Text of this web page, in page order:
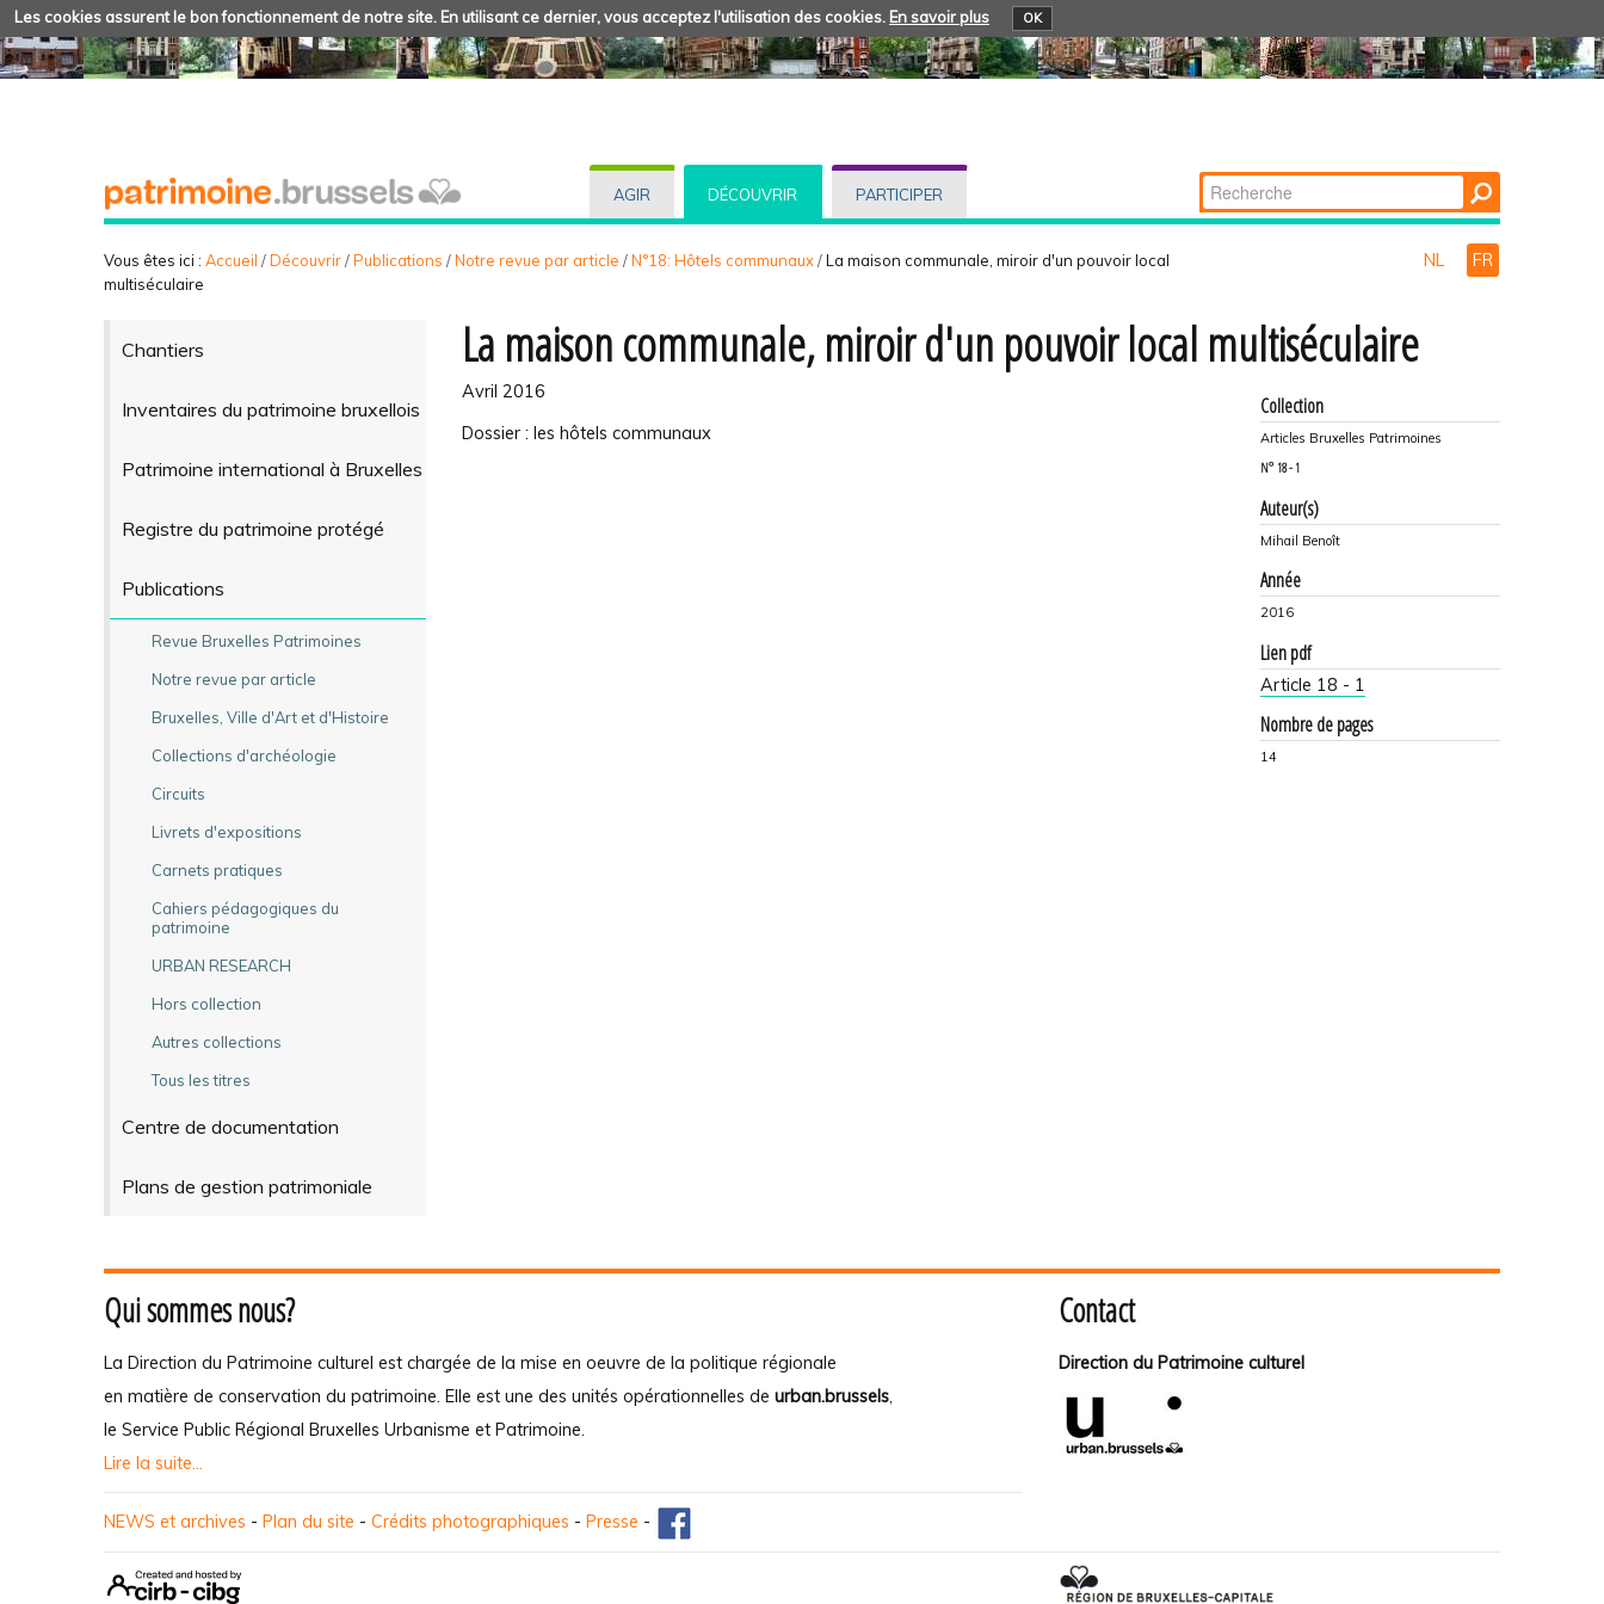
Les cookies assurent le bon fonctionnement de notre site. En utilisant ce dernier, vous acceptez l'utilisation des cookies. En savoir plus OK
AGIR DÉCOUVRIR PARTICIPER Chercher par
Recherche
Vous êtes ici : Accueil /Découvrir/Publications /Notre revue par article /N°18: Hôtels communaux/La maison communale, miroir d'un pouvoir local
multiséculaire
NL FR
Chantiers
Inventaires du patrimoine bruxellois
Patrimoine international à Bruxelles
Registre du patrimoine protégé
Publications
Revue Bruxelles Patrimoines
Notre revue par article
Bruxelles, Ville d'Art et d'Histoire
Collections d'archéologie
Circuits
Livrets d'expositions
Carnets pratiques
Cahiers pédagogiques du
patrimoine
URBAN RESEARCH
Hors collection
Autres collections
Tous les titres
Centre de documentation
Plans de gestion patrimoniale
La maison communale, miroir d'un pouvoir local multiséculaire
Avril 2016
Dossier : les hôtels communaux
Collection
Articles Bruxelles Patrimoines
N° 18 - 1
Auteur(s)
Mihail Benoît
Année
2016
Lien pdf
Article 18 - 1
Nombre de pages
14
Qui sommes nous?
La Direction du Patrimoine culturel est chargée de la mise en oeuvre de la politique régionale
en matière de conservation du patrimoine. Elle est une des unités opérationnelles de urban.brussels,
le Service Public Régional Bruxelles Urbanisme et Patrimoine.
Lire la suite...
Contact
Direction du Patrimoine culturel
NEWS et archives - Plan du site - Crédits photographiques - Presse -